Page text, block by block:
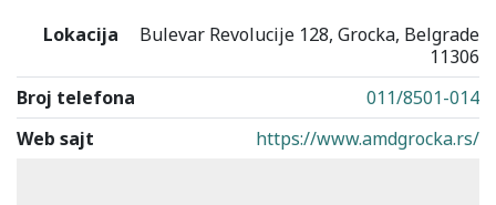
Lokacija
Bulevar Revolucije 128, Grocka, Belgrade
11306
Broj telefona
011/8501-014
Web sajt
https://www.amdgrocka.rs/